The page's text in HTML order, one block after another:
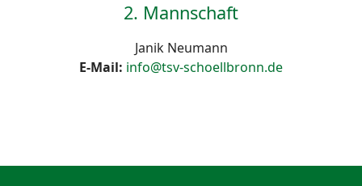
2. Mannschaft
Janik Neumann
E-Mail: info@tsv-schoellbronn.de